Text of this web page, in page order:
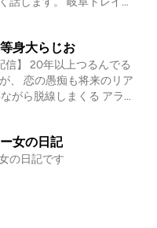
行いながら、里山活用を
ランニング、ハイキン
等イベントの御用命お待
身大らじお
んでる
、 恋の愚痴も将来のリア
がら脱線しまくる アラサ
フォーム https://forms.g
女の日記
の日記です